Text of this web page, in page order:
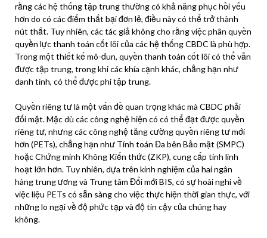
rằng các hệ thống tập trung thường có khả năng phục hồi yếu
hơn do có các điểm thất bại đơn lẻ, điều này có thể trở thành
nút thắt. Tuy nhiên, các tác giả không cho rằng việc phân quyền
quyền lực thanh toán cốt lõi của các hệ thống CBDC là phù hợp.
Trong một thiết kế mô-đun, quyền thanh toán cốt lõi có thể vẫn
được tập trung, trong khi các khía cạnh khác, chẳng hạn như
danh tính, có thể được phi tập trung.
Quyền riêng tư là một vấn đề quan trọng khác mà CBDC phải
đối mặt. Mặc dù các công nghệ hiện có có thể đạt được quyền
riêng tư, nhưng các công nghệ tăng cường quyền riêng tư mới
hơn (PETs), chẳng hạn như Tính toán Đa bên Bảo mật (SMPC)
hoặc Chứng minh Không Kiến thức (ZKP), cung cấp tính linh
hoạt lớn hơn. Tuy nhiên, dựa trên kinh nghiệm của hai ngân
hàng trung ương và Trung tâm Đổi mới BIS, có sự hoài nghi về
việc liệu PETs có sẵn sàng cho việc thực hiện thời gian thực, với
những lo ngại về độ phức tạp và độ tin cậy của chúng hay
không.